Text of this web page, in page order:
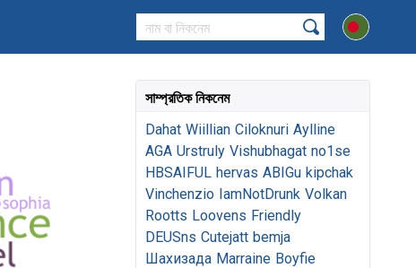
সাম্প্রতিক নিকনেম
Dahat Wiillian Ciloknuri Aylline
AGA Urstruly Vishubhagat no1se
HBSAIFUL hervas ABIGu kipchak
Vinchenzio IamNotDrunk Volkan
Rootts Loovens Friendly
DEUSns Cutejatt bemja
Шахизада Marraine Boyfie